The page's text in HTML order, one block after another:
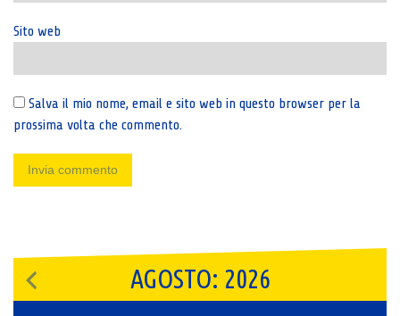
Sito web
Salva il mio nome, email e sito web in questo browser per la
prossima volta che commento.
AGOSTO: 2026